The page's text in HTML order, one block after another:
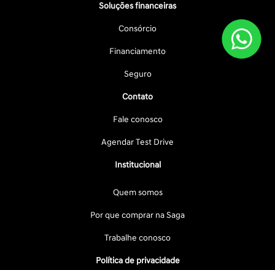
Soluções financeiras
Consórcio
Financiamento
Seguro
Contato
Fale conosco
Agendar Test Drive
Institucional
Quem somos
Por que comprar na Saga
Trabalhe conosco
Política de privacidade